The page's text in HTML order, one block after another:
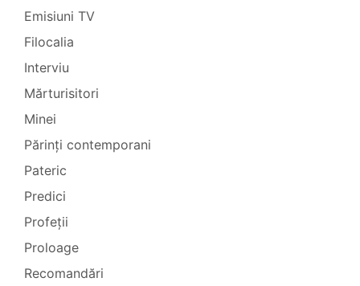
Emisiuni TV
Filocalia
Interviu
Mărturisitori
Minei
Părinți contemporani
Pateric
Predici
Profeții
Proloage
Recomandări